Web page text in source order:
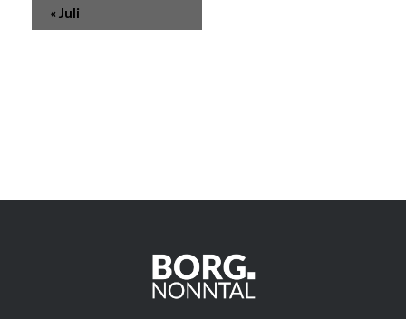
« Juli